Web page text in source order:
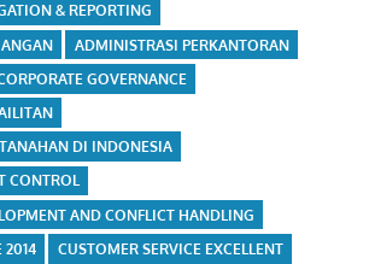
& REPORTING
ADMINISTRASI PERKANTORAN
GOVERNANCE
DI INDONESIA
CONTROL
AND CONFLICT HANDLING
2014
CUSTOMER SERVICE EXCELLENT